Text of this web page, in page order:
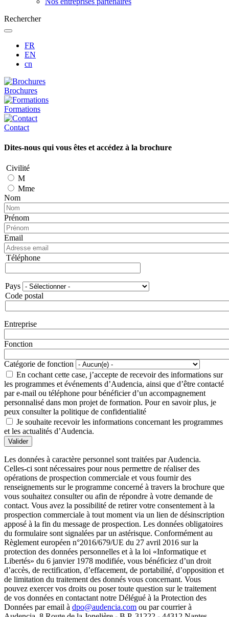
Rechercher
FR
EN
cn
Brochures
Formations
Contact
Dites-nous qui vous êtes et accédez à la brochure
Civilité
M
Mme
Nom
Prénom
Email
Téléphone
Adresse
Pays
Code postal
Entreprise
Fonction
Catégorie de fonction
En cochant cette case, j’accepte de recevoir des informations sur
les programmes et événements d’Audencia, ainsi que d’être contacté
par e-mail ou téléphone pour bénéficier d’un accompagnement
personnalisé dans mon projet de formation. Pour en savoir plus, je
peux consulter la politique de confidentialité
Je souhaite recevoir les informations concernant les programmes
et les actualités d’Audencia.
Valider
Les données à caractère personnel sont traitées par Audencia.
Celles-ci sont nécessaires pour nous permettre de réaliser des
opérations de prospection commerciale et vous fournir des
renseignements sur le programme concerné à travers la brochure que
vous souhaitez consulter ou afin de répondre à votre demande de
contact. Vous avez la possibilité de retirer votre consentement à la
prospection commerciale à tout moment via un lien de désinscription
apposé à la fin du message de prospection. Les données obligatoires
du formulaire sont signalées par un astérisque. Conformément au
Règlement européen n°2016/679/UE du 27 avril 2016 sur la
protection des données personnelles et à la loi «Informatique et
Libertés» du 6 janvier 1978 modifiée, vous bénéficiez d’un droit
d’accès, de rectification, d’effacement, de portabilité, d’opposition et
de limitation du traitement des donnés vous concernant. Vous
pouvez exercer vos droits ou poser toute question sur le traitement
de vos données en contactant notre Délégué à la Protection des
Données par email à dpo@audencia.com ou par courrier à